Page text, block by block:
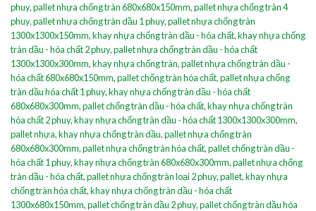
phuy,pallet nhựa chống tràn 680x680x150mm,pallet nhựa chống tràn 4
phuy,pallet nhựa chống tràn dầu 1 phuy,pallet nhựa chống tràn
1300x1300x150mm,khay nhựa chống tràn dầu - hóa chất,khay nhựa chống
tràn dầu - hóa chất 2 phuy,pallet nhựa chống tràn dầu - hóa chất
1300x1300x300mm,khay nhựa chống tràn,pallet nhựa chống tràn dầu -
hóa chất 680x680x150mm,pallet chống tràn hóa chất,pallet nhựa chống
tràn dầu hóa chất 1 phuy,khay nhựa chống tràn dầu - hóa chất
680x680x300mm,pallet chống tràn dầu - hóa chất,khay nhựa chống tràn
hóa chất 2 phuy,khay nhựa chống tràn dầu - hóa chất 1300x1300x300mm,
pallet nhựa,khay nhựa chống tràn dầu,pallet nhựa chống tràn
680x680x300mm,pallet nhựa chống tràn hóa chất,pallet chống tràn dầu -
hóa chất 1 phuy,khay nhựa chống tràn 680x680x300mm,pallet nhựa chống
tràn dầu - hóa chất,pallet nhựa chống tràn loại 2 phuy,pallet,khay nhựa
chống tràn hóa chất,khay nhựa chống tràn dầu - hóa chất
1300x680x150mm,pallet chống tràn dầu 2 phuy,pallet chống tràn dầu hóa